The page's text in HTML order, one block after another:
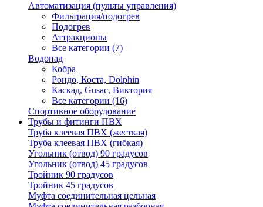
Автоматизация (пульты управления)
Фильтрация/подогрев
Подогрев
Аттракционы
Все категории (7)
Водопад
Кобра
Рондо, Коста, Dolphin
Каскад, Gusac, Виктория
Все категории (16)
Спортивное оборудование
Трубы и фитинги ПВХ
Труба клеевая ПВХ (жесткая)
Труба клеевая ПВХ (гибкая)
Угольник (отвод) 90 градусов
Угольник (отвод) 45 градусов
Тройник 90 градусов
Тройник 45 градусов
Муфта соединительная цельная